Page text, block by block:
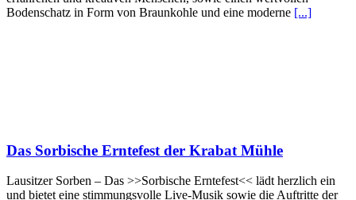
Bodenschatz in Form von Braunkohle und eine moderne [...]
Das Sorbische Erntefest der Krabat Mühle
Lausitzer Sorben – Das >>Sorbische Erntefest<< lädt herzlich ein
und bietet eine stimmungsvolle Live-Musik sowie die Auftritte der